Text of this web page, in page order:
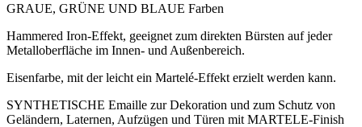
GRAUE, GRÜNE UND BLAUE Farben
Hammered Iron-Effekt, geeignet zum direkten Bürsten auf jeder
Metalloberfläche im Innen- und Außenbereich.
Eisenfarbe, mit der leicht ein Martelé-Effekt erzielt werden kann.
SYNTHETISCHE Emaille zur Dekoration und zum Schutz von
Geländern, Laternen, Aufzügen und Türen mit MARTELE-Finish